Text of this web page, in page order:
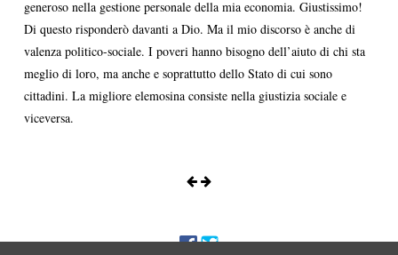
generoso nella gestione personale della mia economia. Giustissimo!
Di questo risponderò davanti a Dio. Ma il mio discorso è anche di
valenza politico-sociale. I poveri hanno bisogno dell’aiuto di chi sta
meglio di loro, ma anche e soprattutto dello Stato di cui sono
cittadini. La migliore elemosina consiste nella giustizia sociale e
viceversa.